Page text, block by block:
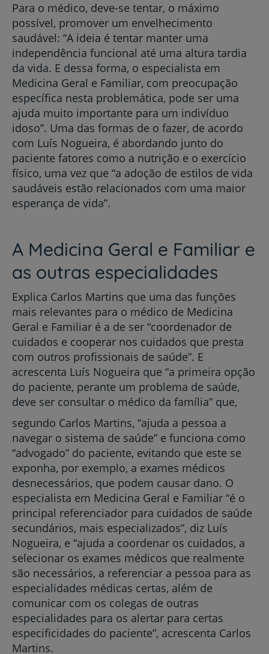
Para o médico, deve-se tentar, o máximo
possível, promover um envelhecimento
saudável: “A ideia é tentar manter uma
independência funcional até uma altura tardia
da vida. E dessa forma, o especialista em
Medicina Geral e Familiar, com preocupação
específica nesta problemática, pode ser uma
ajuda muito importante para um indivíduo
idoso”. Uma das formas de o fazer, de acordo
com Luís Nogueira, é abordando junto do
paciente fatores como a nutrição e o exercício
físico, uma vez que “a adoção de estilos de vida
saudáveis estão relacionados com uma maior
esperança de vida”.
A Medicina Geral e Familiar e
as outras especialidades
Explica Carlos Martins que uma das funções
mais relevantes para o médico de Medicina
Geral e Familiar é a de ser “coordenador de
cuidados e cooperar nos cuidados que presta
com outros profissionais de saúde”. E
acrescenta Luís Nogueira que “a primeira opção
do paciente, perante um problema de saúde,
deve ser consultar o médico da família” que,
segundo Carlos Martins, “ajuda a pessoa a
navegar o sistema de saúde” e funciona como
“advogado” do paciente, evitando que este se
exponha, por exemplo, a exames médicos
desnecessários, que podem causar dano. O
especialista em Medicina Geral e Familiar “é o
principal referenciador para cuidados de saúde
secundários, mais especializados”, diz Luís
Nogueira, e “ajuda a coordenar os cuidados, a
selecionar os exames médicos que realmente
são necessários, a referenciar a pessoa para as
especialidades médicas certas, além de
comunicar com os colegas de outras
especialidades para os alertar para certas
especificidades do paciente”, acrescenta Carlos
Martins.